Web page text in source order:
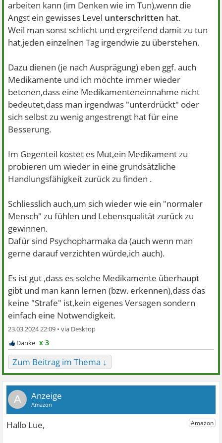
arbeiten kann (im Denken wie im Tun),wenn die
Angst ein gewisses Level unterschritten hat.
Weil man sonst schlicht und ergreifend damit zu tun
hat,jeden einzelnen Tag irgendwie zu überstehen.
Dazu dienen (je nach Ausprägung) eben ggf. auch
Medikamente und ich möchte immer wieder
betonen,dass eine Medikamenteneinnahme nicht
bedeutet,dass man irgendwas "unterdrückt" oder
sich selbst zu wenig angestrengt hat für eine
Besserung.
Im Gegenteil kostet es Mut,ein Medikament zu
probieren um wieder in eine grundsätzliche
Handlungsfähigkeit zurück zu finden .
Schliesslich auch,um sich wieder wie ein "normaler
Mensch" zu fühlen und Lebensqualität zurück zu
gewinnen.
Dafür sind Psychopharmaka da (auch wenn man
gerne darauf verzichten würde,ich auch).
Es ist gut ,dass es solche Medikamente überhaupt
gibt und man kann lernen (bzw. erkennen),dass das
keine "Strafe" ist,kein eigenes Versagen sondern
einfach eine Notwendigkeit.
23.03.2024 22:09 •
x 3
Zum Beitrag im Thema ↓
A